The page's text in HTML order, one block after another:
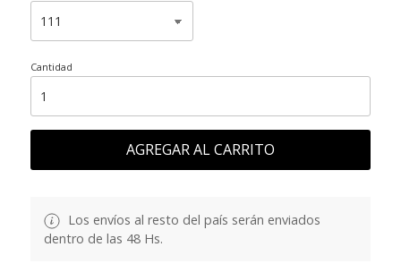
Cantidad
AGREGAR AL CARRITO
Los envíos al resto del país serán enviados
dentro de las 48 Hs.